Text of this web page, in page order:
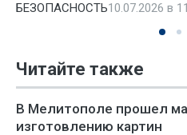
БЕЗОПАСНОСТЬ10.07.2026 в
Читайте также
В Мелитополе прошел
изготовлению картин